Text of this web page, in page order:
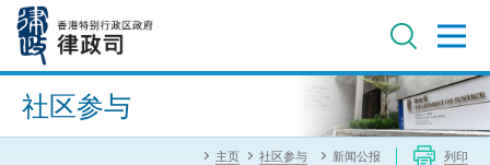
内
进阶搜寻
社区参与
主页 社区参与 新闻公报 列印